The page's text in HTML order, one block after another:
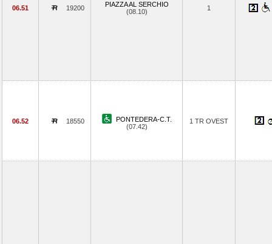
06.51 19200
PIAZZA AL SERCHIO
(08.10)
1
06.52 18550
PONTEDERA-C.T.
(07.42)
1 TR OVEST